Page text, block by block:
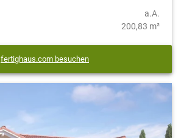
a.A.
200,83 m²
fertighaus.com besuchen